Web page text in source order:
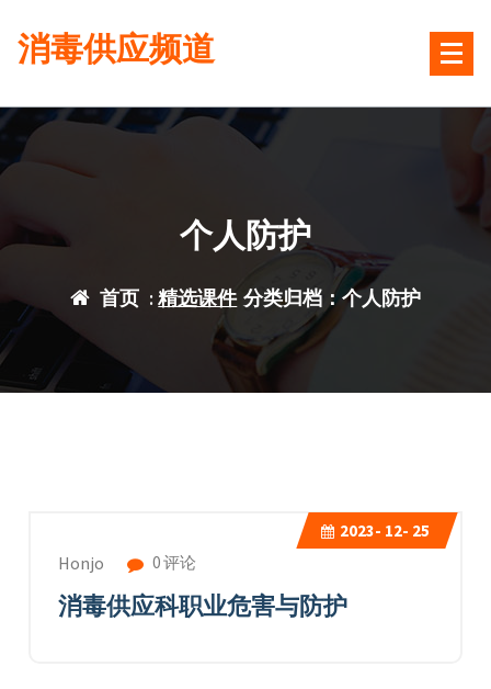
容
消毒供应频道
个人防护
首页 :精选课件 分类归档：个人防护
2023- 12- 25
Honjo 0 评论
消毒供应科职业危害与防护